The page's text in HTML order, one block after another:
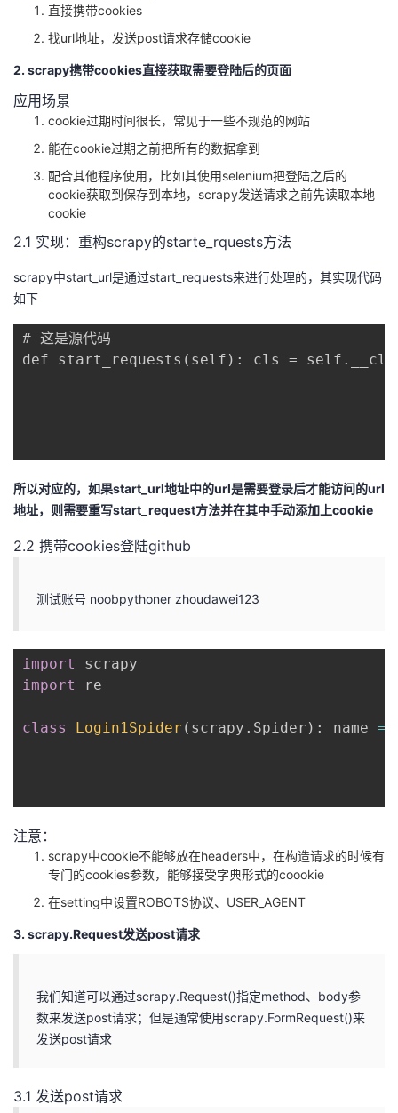
学
堂
我
课
程
的
认
证
我
的
实
验
我
的
收
持
我
的
术
支
持
我
云
声
建
议
直接携带cookies
找url地址，发送post请求存储cookie
2. scrapy携带cookies直接获取需要登陆后的页面
应用场景
cookie过期时间很长，常见于一些不规范的网站
能在cookie过期之前把所有的数据拿到
配合其他程序使用，比如其使用selenium把登陆之后的
cookie获取到保存到本地，scrapy发送请求之前先读取本地
cookie
2.1 实现：重构scrapy的starte_rquests方法
scrapy中start_url是通过start_requests来进行处理的，其实现代码
如下
# 这是源代码
def start_requests(self): cls =
所以对应的，如果start_url地址中的url是需要登录后才能访问的url
地址，则需要重写start_request方法并在其中手动添加上cookie
2.2 携带cookies登陆github
测试账号 noobpythoner zhoudawei123
import
import
re
class Login1Spider ( scrapy . Spider ) : name =
注意：
scrapy中cookie不能够放在headers中，在构造请求的时候有
专门的cookies参数，能够接受字典形式的coookie
在setting中设置ROBOTS协议、USER_AGENT
3. scrapy.Request发送post请求
我们知道可以通过scrapy.Request()指定method、body参
数来发送post请求；但是通常使用scrapy.FormRequest()来
发送post请求
3.1 发送post请求